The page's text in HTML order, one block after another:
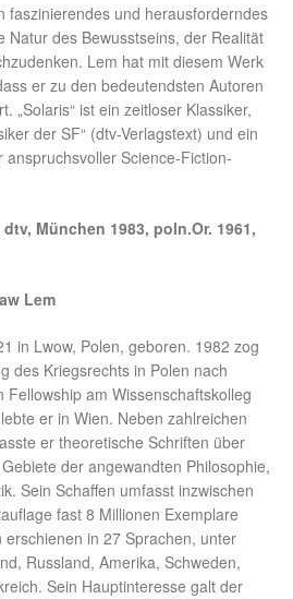
faszinierendes und herausforderndes
Natur des Bewusstseins, der Realität
Lem hat mit diesem Werk
er zu den bedeutendsten Autoren
„Solaris“ ist ein zeitloser Klassiker,
der SF“ (dtv-Verlagstext) und ein
Science-Fiction-
München 1983, poln.Or. 1961,
Lem
in Lwow, Polen, geboren. 1982 zog
des Kriegsrechts in Polen nach
am Wissenschaftskolleg
er in Wien. Neben zahlreichen
er theoretische Schriften über
der angewandten Philosophie,
Sein Schaffen umfasst inzwischen
fast 8 Millionen Exemplare
in 27 Sprachen, unter
Russland, Amerika, Schweden,
Sein Hauptinteresse galt der